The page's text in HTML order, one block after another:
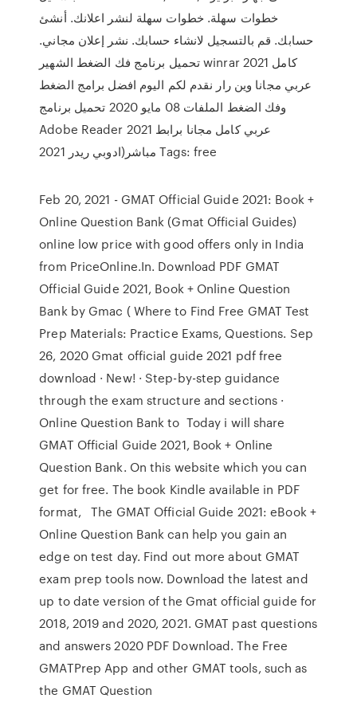
خطوات سهلة. خطوات سهلة لنشر اعلانك. أنشئ
حسابك. قم بالتسجيل لانشاء حسابك. نشر إعلان مجاني.
تحميل برنامج فك الضغط الشهير winrar 2021 كامل
عربي مجانا وين رار نقدم لكم اليوم افضل برامج الضغط
وفك الضغط الملفات 08 مايو 2020 تحميل برنامج
Adobe Reader 2021 عربي كامل مجانا برابط
مباشر(ادوبي ريدر 2021 Tags: free
Feb 20, 2021 - GMAT Official Guide 2021: Book +
Online Question Bank (Gmat Official Guides)
online low price with good offers only in India
from PriceOnline.In. Download PDF GMAT
Official Guide 2021, Book + Online Question
Bank by Gmac ( Where to Find Free GMAT Test
Prep Materials: Practice Exams, Questions. Sep
26, 2020 Gmat official guide 2021 pdf free
download · New! · Step-by-step guidance
through the exam structure and sections ·
Online Question Bank to Today i will share
GMAT Official Guide 2021, Book + Online
Question Bank. On this website which you can
get for free. The book Kindle available in PDF
format, The GMAT Official Guide 2021: eBook +
Online Question Bank can help you gain an
edge on test day. Find out more about GMAT
exam prep tools now. Download the latest and
up to date version of the Gmat official guide for
2018, 2019 and 2020, 2021. GMAT past questions
and answers 2020 PDF Download. The Free
GMATPrep App and other GMAT tools, such as
the GMAT Question